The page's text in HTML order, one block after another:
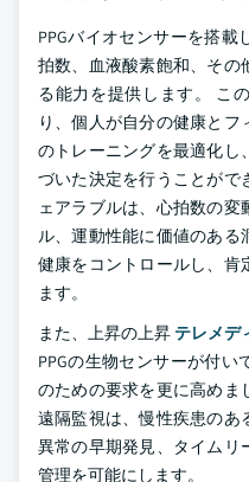
PPGバイオセンサーを搭
拍数、血液酸素飽和、その
る能力を提供します。 こ
り、個人が自分の健康と
のトレーニングを最適化し
づいた決定を行うことがで
ェアラブルは、心拍数の
ル、運動性能に価値のあ
健康をコントロールし、肯
ます。
また、上昇の上昇 テレメデ
PPGの生物センサーが付
のための要求を更に高めま
遠隔監視は、慢性疾患のあ
異常の早期発見、タイムリ
管理を可能にします。